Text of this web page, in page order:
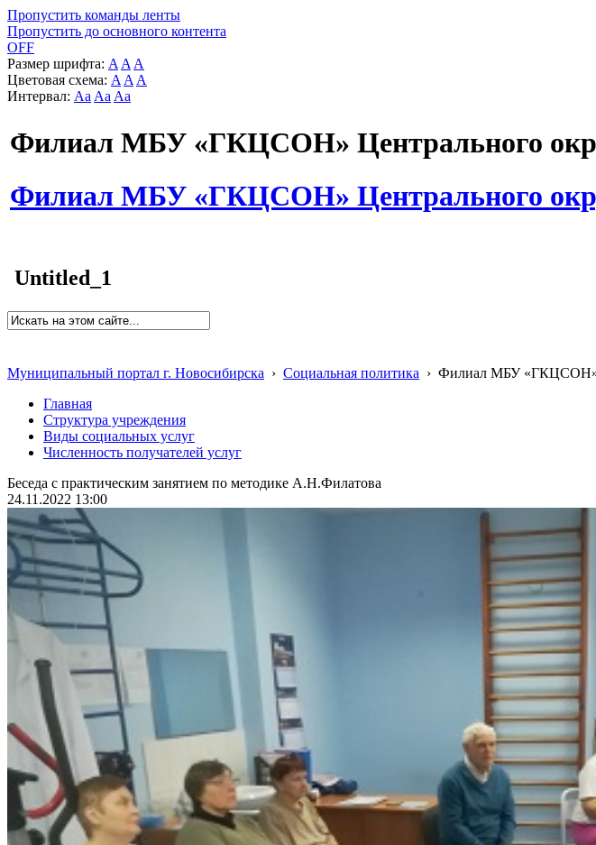
Пропустить команды ленты
Пропустить до основного контента
OFF
Размер шрифта: A A A
Цветовая схема: A A A
Интервал: Aa Aa Aa
Филиал МБУ «ГКЦСОН» Центрального
Филиал МБУ «ГКЦСОН» Центрального
Untitled_1
Муниципальный портал г. Новосибирска › Социальная политика › Филиал МБУ «ГКЦСОН»
Главная
Структура учреждения
Виды социальных услуг
Численность получателей услуг
Беседа с практическим занятием по методике А.Н.Филатова
24.11.2022 13:00